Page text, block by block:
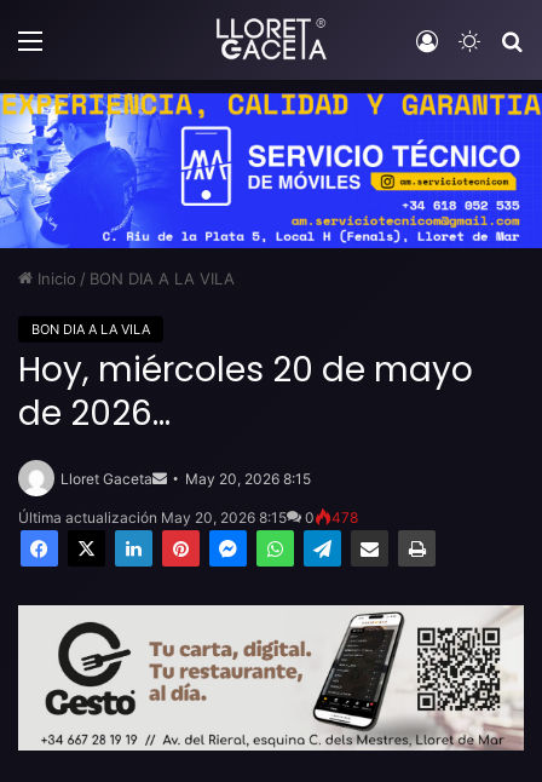
Menú Iniciar
Inicio / BON DIA A LA VILA
BON DIA A LA VILA
Hoy, miércoles 20 de mayo
de 2026…
Lloret Gaceta
email
May 20, 2026 8:15
Última actualización May 20, 2026 8:15 0 478
Facebook
X LinkedInPinterestMessengerWhatsAppTelegramCompartir por email Imprimir